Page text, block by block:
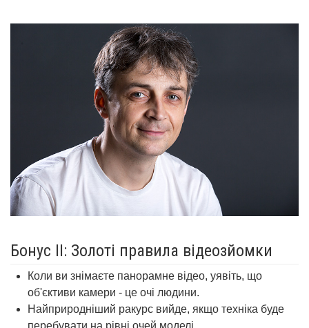
Бонус II: Золоті правила відеозйомки
Коли ви знімаєте панорамне відео, уявіть, що
об'єктиви камери - це очі людини.
Найприродніший ракурс вийде, якщо техніка буде
перебувати на рівні очей моделі.